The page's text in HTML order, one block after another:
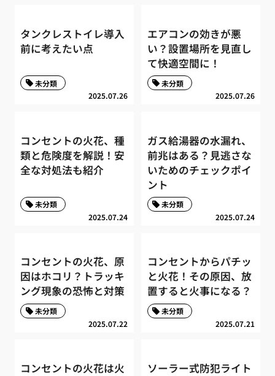
タンクレストイレ導入
前に考えたい点
2025.07.26
未分類
エアコンの効きが悪
い？設置場所を見直し
て快適空間に！
2025.07.26
未分類
コンセントの火花、種
類と危険度を解説！安
全な対処法も紹介
2025.07.24
未分類
ガス給湯器の水漏れ、
前兆はある？見逃さな
いためのチェックポイ
ント
2025.07.24
未分類
コンセントの火花、原
因はホコリ？トラッキ
ング現象の恐怖と対策
2025.07.22
未分類
コンセントからパチッ
と火花！その原因、放
置すると火事になる？
2025.07.21
未分類
コンセントの火花は火
ソーラー式防犯ライト